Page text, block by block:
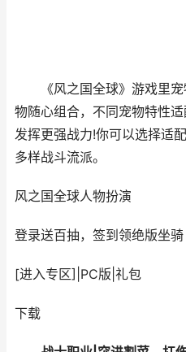
《风之国全球》游戏里宠
物随心组合，不同宠物特性
发挥更强战力!你可以选择适
多样战斗流派。
风之国全球人物扮演
登录送百抽，签到领绝版坐骑
[进入专区] PC版 礼包
下载